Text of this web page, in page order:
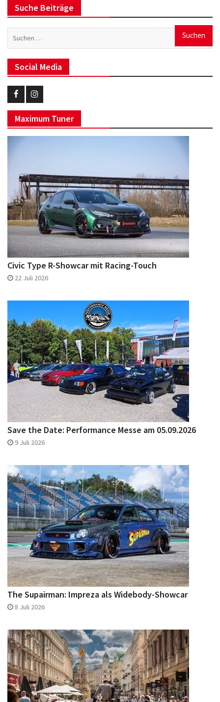
Suche Beiträge
Suchen
nach:
Social Media
FacebookInstagram
Maximum Tuner
Civic Type R-Showcar mit Racing-Touch
22 Juli 2026
Save the Date: Performance Messe am 05.09.2026
9 Juli 2026
The Supairman: Impreza als Widebody-Showcar
8 Juli 2026